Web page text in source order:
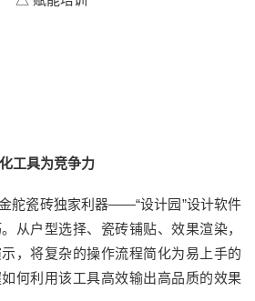
工具为竞争力
舵瓷砖独家利器——“设计园”设计软件
从户型选择、瓷砖铺贴、效果渲染，
，将复杂的操作流程简化为易上手的
何利用该工具高效输出高品质的效果